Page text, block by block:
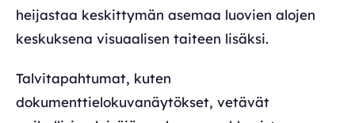
heijastaa keskittymän asemaa luovien alojen
keskuksena visuaalisen taiteen lisäksi.
Talvitapahtumat, kuten
dokumenttielokuvanäytökset, vetävät